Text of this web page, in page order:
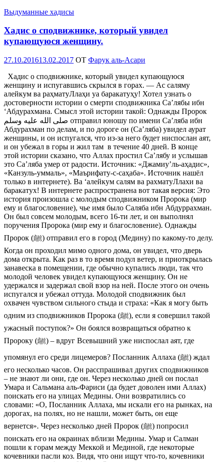
Выдуманные хадисы
Хадис о сподвижнике, который увидел
купающуюся женщину.
Опубликовано
27.10.201613.02.2017 OT Фарук аль-Асари
Хадис о сподвижнике, который увидел купающуюся
женщину и испугавшись скрылся в горах. — Ас саляму
алейкум ва раҳматуЛлаҳи уа баракатуҳу! Хотел узнать о
достоверности истории о смерти сподвижника Са’лябы ибн
‘Абдурахмана. Смысл этой истории такой: Однажды Пророк
ﺻﻠﻰ ﺍﻟﻠﻪ ﻋﻠﻴﻪ ﻭﺳﻠﻢ‎ отправил юношу по имени Са’ляба ибн
Абдурахман по делам, и по дороге он (Са’ляба) увидел аурат
женщины, и он испугался, что из-за него будет ниспослан аят,
и он убежал в горы и жил там в течение 40 дней. В конце
этой истории сказано, что Аллах простил Са’лябу и услышав
это Са’ляба умер от радости. Источник: «Джамиу’ль-аҳадис»,
«Канзуль-уммаль», «Маърифату-с-саҳаба». Источник нашёл
только в интернете). Ва ‘алейкум салям ва рахматуЛлахи ва
баракатух! В интернете распространена вот такая версия: Это
история произошла с молодым сподвижником Пророка (мир
ему и благословение), чье имя было Саляба ибн Абдуррахман.
Он был совсем молодым, всего 16-ти лет, и он выполнял
поручения Пророка (мир ему и благословение). Однажды
Пророк (ﷺ) отправил его в город (Медину) по какому-то делу.
Когда он проходил мимо одного дома, он увидел, что дверь
дома открыта. Как раз в то время подул ветер, и приоткрылась
занавеска в помещении, где обычно купались люди, так что
молодой человек увидел купающуюся женщину. Он не
удержался и задержал свой взор на ней. После этого он очень
испугался и убежал оттуда. Молодой сподвижник был
охвачен чувством сильного стыда и страха: «Как я могу быть
одним из сподвижников Пророка (ﷺ), если я совершил такой
ужасный поступок?» Он боялся возвращаться обратно к
Пророку (ﷺ) – вдруг Всевышний уже ниспослал аят, где
упомянул его среди лицемеров? Посланник Аллаха (ﷺ) ждал
его несколько часов. Он расспрашивал других сподвижников
– не знают ли они, где он. Через несколько дней он послал
Умара и Сальмана аль-Фариси (да будет доволен ими Аллах)
поискать его на улицах Медины. Они возвратились со
словами: «О, Посланник Аллаха, мы искали его на рынках, на
дорогах, на полях, но не нашли, может быть, он еще
вернется». Через несколько дней Пророк (ﷺ) попросил
поискать его на окраинах вблизи Медины. Умар и Салман
пошли к горам между Меккой и Мединой, где некоторые
кочевники пасли коз. Видя, что они ищут что-то, кочевники